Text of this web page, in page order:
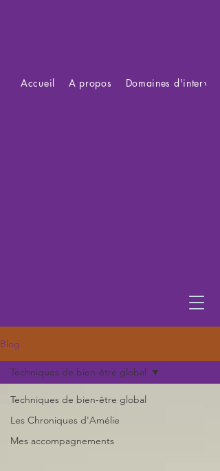
Accueil A propos Domaines
Blog
Techniques de bien-être global
Les Chroniques d'Amélie
Mes accompagnements
Techniques de bien-être global